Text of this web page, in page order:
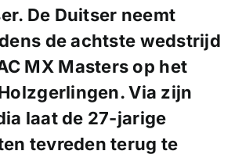
De Duitser neemt
de achtste wedstrijd
MX Masters op het
Via zijn
laat de 27-jarige
tevreden terug te